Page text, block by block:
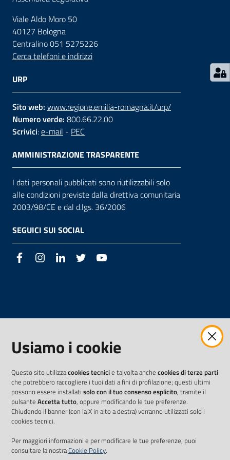
Contatti
su
Viale Aldo Moro 50
40127 Bologna
Centralino 051 5275226
Cerca telefoni e indirizzi
URP
Sito web: www.regione.emilia-romagna.it/urp/
Numero verde: 800.66.22.00
Scrivici:e-mail - PEC
AMMINISTRAZIONE TRASPARENTE
I dati personali pubblicati sono riutilizzabili solo
alle condizioni previste dalla direttiva comunitaria
2003/98/CE e dal d.lgs. 36/2006
SEGUICI SUI SOCIAL
FacebookInstagramLinkedIn Twitter
Usiamo i cookie
Questo sito utilizzacookies tecnicie talvolta anche cookies di terze parti
che potrebbero raccogliere i tuoi dati a fini di profilazione; questi ultimi
possono essere installati solo con il tuo consenso esplicito, tramite il
pulsante Accetta tutto, oppure modificando le tue preferenze.
Chiudendo il banner (con la X in alto a destra) verranno utilizzati solo i
cookies tecnici.
Per maggiori informazioni e per modificare le tue preferenze, puoi
consultare la nostraCookie Policy.